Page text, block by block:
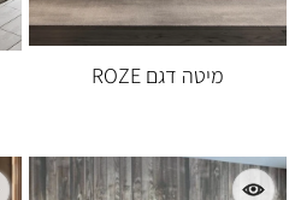
מיטה דגם ROZE